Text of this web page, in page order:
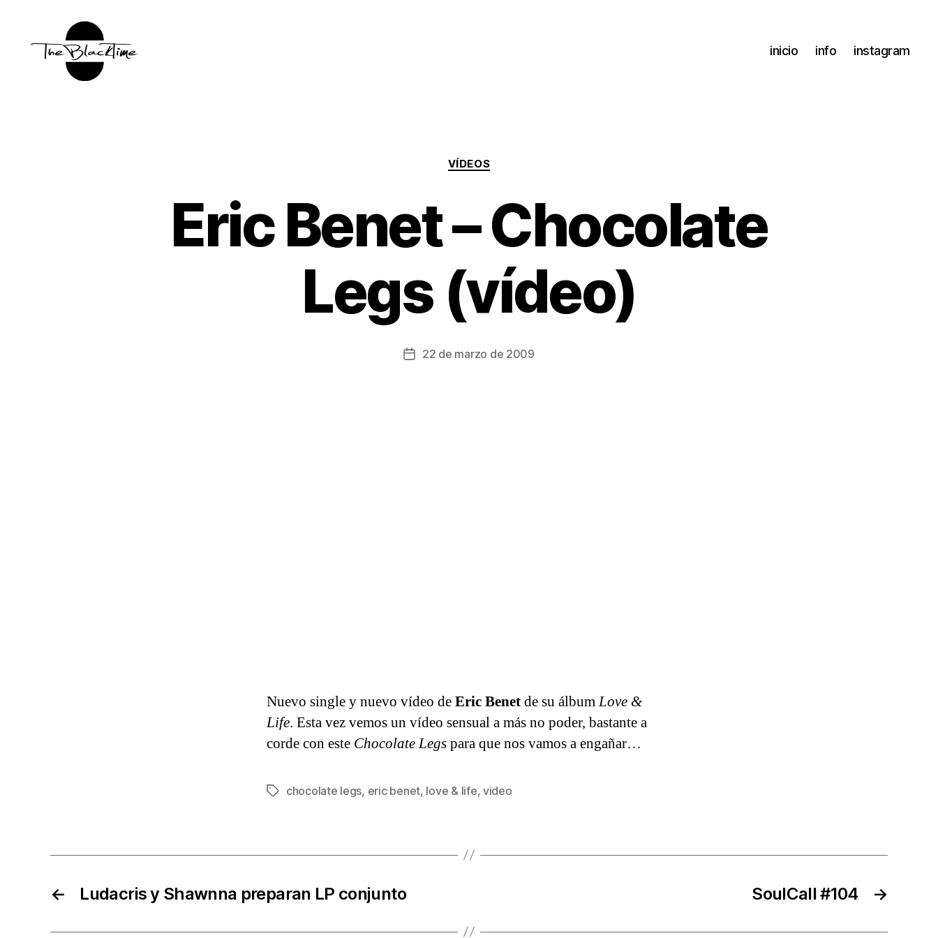
inicio info instagram
Categorías
VÍDEOS
Eric Benet – Chocolate
Legs (vídeo)
Fecha22 de marzo de 2009
Nuevo single y nuevo vídeo deEric Benetde su álbumLove &
Life. Esta vez vemos un vídeo sensual a más no poder, bastante a
corde con este Chocolate Legspara que nos vamos a engañar…
Etiquetas
chocolate legs, eric benet, love & life, video
← Ludacris y Shawnna preparan LP conjunto →
SoulCall #104